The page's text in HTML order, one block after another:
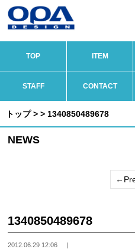
TOP ITEM
STAFF CONTACT
トップ> > 1340850489678
NEWS
1340850489678
2012.06.29 12:06 |